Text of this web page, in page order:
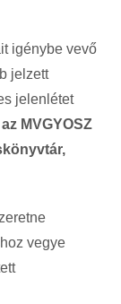
igénybe vevő
jelzett
jelenlétet
MVGYOSZ
vegye